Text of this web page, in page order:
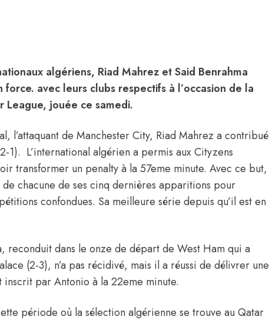
algériens, Riad Mahrez et Said Benrahma
avec leurs clubs respectifs à l’occasion de la
League, jouée ce samedi.
l’attaquant de Manchester City, Riad Mahrez a contribué
1). L’international algérien a permis aux Cityzens
transformer un penalty à la 57eme minute. Avec ce but,
chacune de ses cinq dernières apparitions pour
confondues. Sa meilleure série depuis qu’il est en
reconduit dans le onze de départ de West Ham qui a
(2-3), n’a pas récidivé, mais il a réussi de délivrer une
inscrit par Antonio à la 22eme minute.
période où la sélection algérienne se trouve au Qatar